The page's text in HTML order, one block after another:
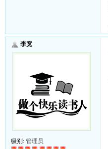
李宽
级别: 管理员